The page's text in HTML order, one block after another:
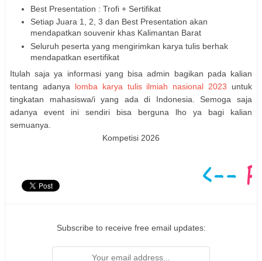
Best Presentation : Trofi + Sertifikat
Setiap Juara 1, 2, 3 dan Best Presentation akan
mendapatkan souvenir khas Kalimantan Barat
Seluruh peserta yang mengirimkan karya tulis berhak
mendapatkan esertifikat
Itulah saja ya informasi yang bisa admin bagikan pada kalian
tentang adanya lomba karya tulis ilmiah nasional 2023 untuk
tingkatan mahasiswa/i yang ada di Indonesia. Semoga saja
adanya event ini sendiri bisa berguna lho ya bagi kalian
semuanya.
Kompetisi 2026
Subscribe to receive free email updates: